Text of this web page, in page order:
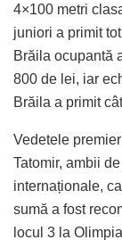
4×100 metri
juniori a primit
Brăila ocupantă
800 de lei, iar
Brăila a primit
Vedetele
Tatomir, ambii
internaționale,
sumă a fost
locul 3 la